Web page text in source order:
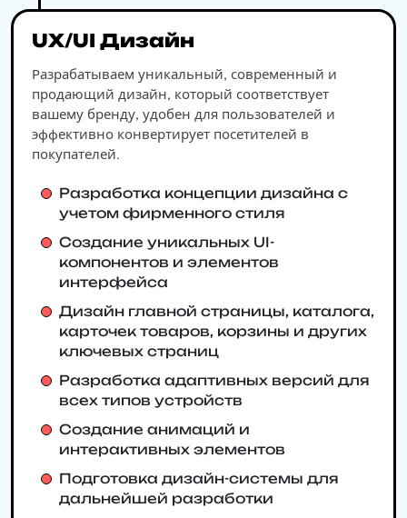
UX/UI Дизайн
Разрабатываем уникальный, современный и
продающий дизайн, который соответствует
вашему бренду, удобен для пользователей и
эффективно конвертирует посетителей в
покупателей.
Разработка концепции дизайна с
учетом фирменного стиля
Создание уникальных UI-
компонентов и элементов
интерфейса
Дизайн главной страницы, каталога,
карточек товаров, корзины и других
ключевых страниц
Разработка адаптивных версий для
всех типов устройств
Создание анимаций и
интерактивных элементов
Подготовка дизайн-системы для
дальнейшей разработки